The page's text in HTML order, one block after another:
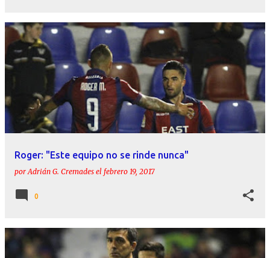
Roger: "Este equipo no se rinde nunca"
porAdrián G. Cremades el febrero 19, 2017
0